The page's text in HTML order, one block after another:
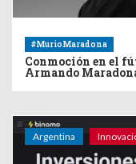
#MurioMaradona
Conmoción en el
Armando
Argentina